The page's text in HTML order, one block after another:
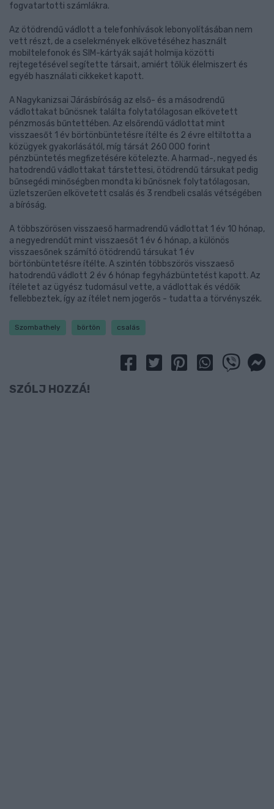
fogvatartotti számlákra.
Az ötödrendű vádlott a telefonhívások lebonyolításában nem
vett részt, de a cselekmények elkövetéséhez használt
mobiltelefonok és SIM-kártyák saját holmija közötti
rejtegetésével segítette társait, amiért tőlük élelmiszert és
egyéb használati cikkeket kapott.
A Nagykanizsai Járásbíróság az első- és a másodrendű
vádlottakat bűnösnek találta folytatólagosan elkövetett
pénzmosás bűntettében. Az elsőrendű vádlottat mint
visszaesőt 1 év börtönbüntetésre ítélte és 2 évre eltiltotta a
közügyek gyakorlásától, míg társát 260 000 forint
pénzbüntetés megfizetésére kötelezte. A harmad-, negyed és
hatodrendű vádlottakat társtettesi, ötödrendű társukat pedig
bűnsegédi minőségben mondta ki bűnösnek folytatólagosan,
üzletszerűen elkövetett csalás és 3 rendbeli csalás vétségében
a bíróság.
A többszörösen visszaeső harmadrendű vádlottat 1 év 10 hónap,
a negyedrendűt mint visszaesőt 1 év 6 hónap, a különös
visszaesőnek számító ötödrendű társukat 1 év
börtönbüntetésre ítélte. A szintén többszörös visszaeső
hatodrendű vádlott 2 év 6 hónap fegyházbüntetést kapott. Az
ítéletet az ügyész tudomásul vette, a vádlottak és védőik
fellebbeztek, így az ítélet nem jogerős - tudatta a törvényszék.
Szombathely börtön csalás
SZÓLJ HOZZÁ!